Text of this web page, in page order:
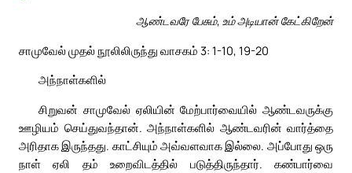
ஆண்டவரே பேசும், உம் அடியான் கேட்கிறேன்
சாமுவேல் முதல் நூலிலிருந்து வாசகம் 3: 1-10, 19-20
அந்நாள்களில்
சிறுவன் சாமுவேல் ஏலியின் மேற்பார்வையில் ஆண்டவருக்கு
ஊழியம் செய்துவந்தான். அந்நாள்களில் ஆண்டவரின் வார்த்தை
அரிதாக இருந்தது. காட்சியும் அவ்வளவாக இல்லை. அப்போது ஒரு
நாள் ஏலி தம் உறைவிடத்தில் படுத்திருந்தார். கண்பார்வை